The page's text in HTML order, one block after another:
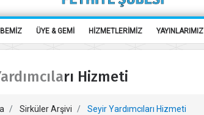
ÜYE & GEMİ HİZMETLERİMİZ YAYINLARIMIZ
Hizmeti
Sirküler Arşivi Seyir Yardımcıları Hizmeti